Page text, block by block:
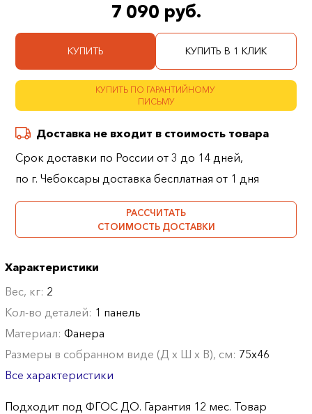
7 090 руб.
КУПИТЬ КУПИТЬ В 1 КЛИК
КУПИТЬ ПО ГАРАНТИЙНОМУ
ПИСЬМУ
Доставка не входит в стоимость товара
Срок доставки по России от 3 до 14 дней,
по г. Чебоксары доставка бесплатная от 1 дня
РАССЧИТАТЬ
СТОИМОСТЬ ДОСТАВКИ
Характеристики
Вес, кг: 2
Кол-во деталей: 1 панель
Материал:Фанера
Размеры в собранном виде (Д х Ш х В), см: 75х46
Все характеристики
Подходит под ФГОС ДО. Гарантия 12 мес. Товар